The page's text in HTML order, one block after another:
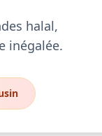
halal,
inégalée.